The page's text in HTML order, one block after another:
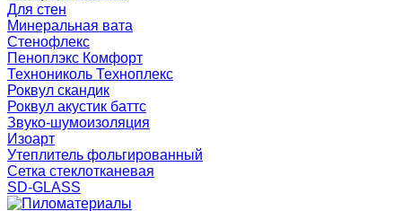
Для стен
Минеральная вата
Стенофлекс
Пеноплэкс Комфорт
Технониколь Техноплекс
Роквул скандик
Роквул акустик баттс
Звуко-шумоизоляция
Изоарт
Утеплитель фольгированный
Сетка стеклотканевая
SD-GLASS